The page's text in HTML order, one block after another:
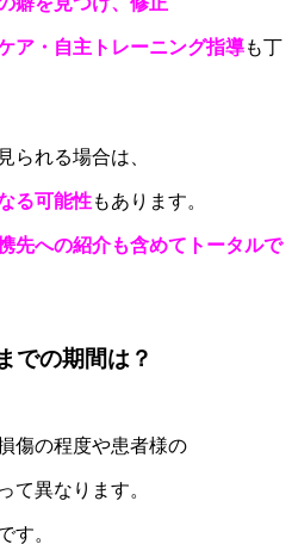
ア・自主トレーニング指導も丁
られる場合は、
る可能性もあります。
先への紹介も含めてトータルで
での期間は？
傷の程度や患者様の
て異なります。
す。